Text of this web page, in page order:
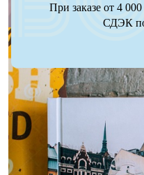
При заказе от 4
СДЭК
Наше